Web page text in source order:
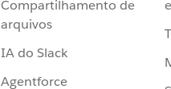
Compartilhamento de
arquivos
IA do Slack
Agentforce